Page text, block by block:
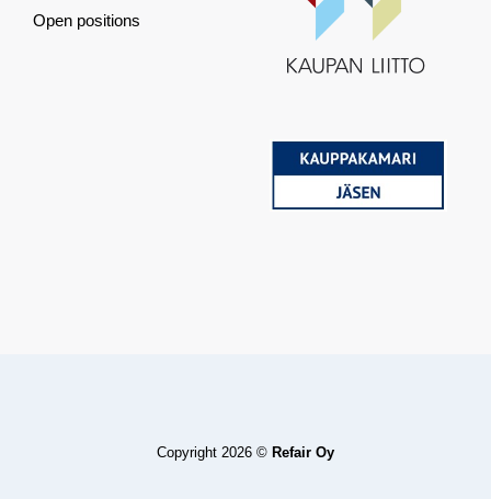
Open positions
Copyright 2026 © Refair Oy